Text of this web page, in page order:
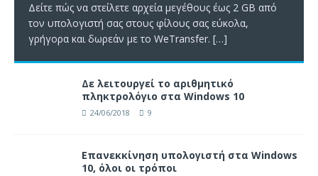
Δείτε πώς να στείλετε αρχεία μεγέθους έως 2 GB από
τον υπολογιστή σας στους φίλους σας εύκολα,
γρήγορα και δωρεάν με το WeTransfer. […]
Δε λειτουργεί το αριθμητικό
πληκτρολόγιο στα Windows 10
24/06/2018 9
Επανεκκίνηση υπολογιστή στα Windows
10, όλοι οι τρόποι